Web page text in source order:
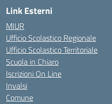
Link Esterni
MIUR
Ufficio Scolastico Regionale
Ufficio Scolastico Territoriale
Scuola in Chiaro
Iscrizioni On Line
Invalsi
Comune